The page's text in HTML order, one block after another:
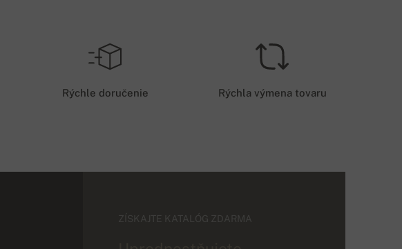
Rýchle doručenie Rýchla výmena tovaru
ZÍSKAJTE KATALÓG ZDARMA